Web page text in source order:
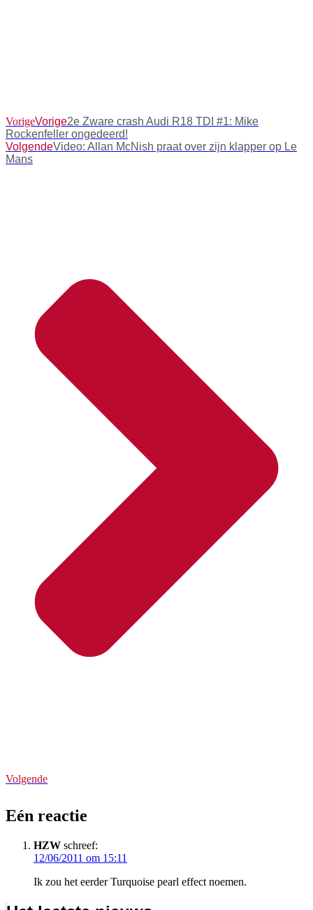
VorigeVorige2e Zware crash Audi R18 TDI #1: Mike
Rockenfeller ongedeerd!
VolgendeVideo: Allan McNish praat over zijn klapper op Le
Mans
Volgende
Eén reactie
HZW schreef:
12/06/2011 om 15:11
Ik zou het eerder Turquoise pearl effect noemen.